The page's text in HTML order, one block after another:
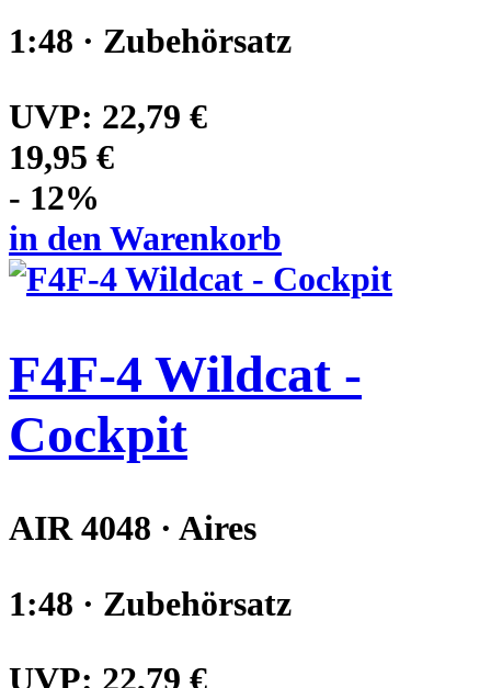
1:48 · Zubehörsatz
UVP: 22,79 €
19,95 €
- 12%
in den Warenkorb
F4F-4 Wildcat -
Cockpit
AIR 4048 · Aires
1:48 · Zubehörsatz
UVP: 22,79 €